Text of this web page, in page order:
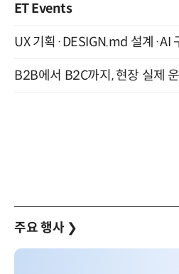
ET Events
주요 행사 ❯